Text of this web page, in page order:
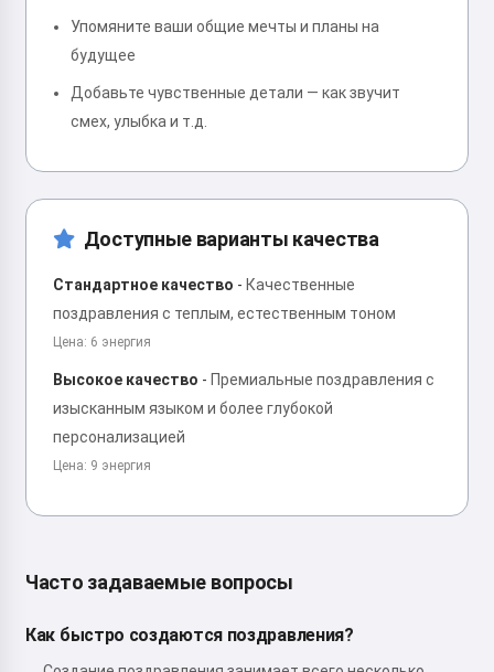
Упомяните ваши общие мечты и планы на
будущее
Добавьте чувственные детали — как звучит
смех, улыбка и т.д.
Доступные варианты качества
Стандартное качество - Качественные
поздравления с теплым, естественным тоном
Цена: 6 энергия
Высокое качество - Премиальные поздравления с
изысканным языком и более глубокой
персонализацией
Цена: 9 энергия
Часто задаваемые вопросы
Как быстро создаются поздравления?